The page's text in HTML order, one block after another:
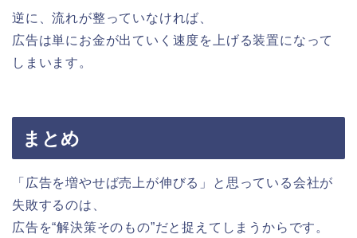
逆に、流れが整っていなければ、
広告は単にお金が出ていく速度を上げる装置になって
しまいます。
まとめ
「広告を増やせば売上が伸びる」と思っている会社が
失敗するのは、
広告を“解決策そのもの”だと捉えてしまうからです。